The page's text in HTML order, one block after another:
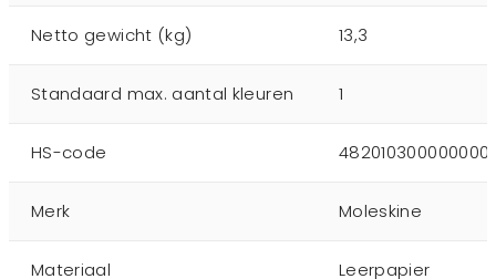
Netto gewicht (kg) 13,3
Standaard max. aantal kleuren 1
HS-code
Merk Moleskine
Materiaal Leerpapier